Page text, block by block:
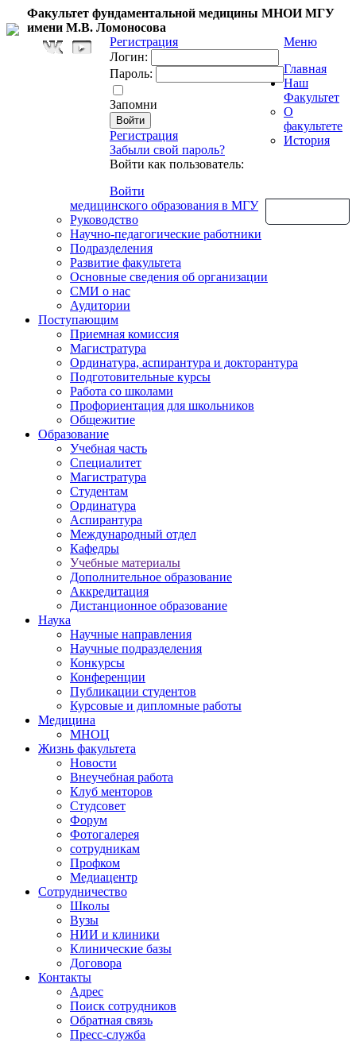
Факультет фундаментальной медицины МНОИ МГУ
имени М.В. Ломоносова
Регистрация
Логин:
Пароль:
Запомни
Регистрация
Забыли свой пароль?
Войти как пользователь:
Войти
Меню
Главная
Наш
Факультет
О
факультете
История
медицинского образования в МГУ
Руководство
Научно-педагогические работники
Подразделения
Развитие факультета
Основные сведения об организации
СМИ о нас
Аудитории
Поступающим
Приемная комиссия
Магистратура
Ординатура, аспирантура и докторантура
Подготовительные курсы
Работа со школами
Профориентация для школьников
Общежитие
Образование
Учебная часть
Специалитет
Магистратура
Студентам
Ординатура
Аспирантура
Международный отдел
Кафедры
Учебные материалы
Дополнительное образование
Аккредитация
Дистанционное образование
Наука
Научные направления
Научные подразделения
Конкурсы
Конференции
Публикации студентов
Курсовые и дипломные работы
Медицина
МНОЦ
Жизнь факультета
Новости
Внеучебная работа
Клуб менторов
Студсовет
Форум
Фотогалерея
сотрудникам
Профком
Медиацентр
Сотрудничество
Школы
Вузы
НИИ и клиники
Клинические базы
Договора
Контакты
Адрес
Поиск сотрудников
Обратная связь
Пресс-служба